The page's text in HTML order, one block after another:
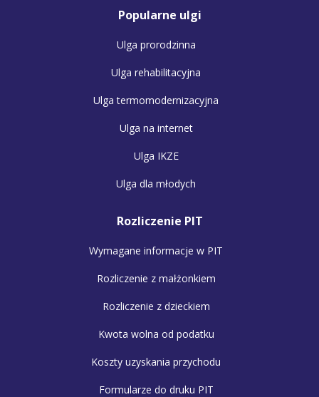
Popularne ulgi
Ulga prorodzinna
Ulga rehabilitacyjna
Ulga termomodernizacyjna
Ulga na internet
Ulga IKZE
Ulga dla młodych
Rozliczenie PIT
Wymagane informacje w PIT
Rozliczenie z małżonkiem
Rozliczenie z dzieckiem
Kwota wolna od podatku
Koszty uzyskania przychodu
Formularze do druku PIT